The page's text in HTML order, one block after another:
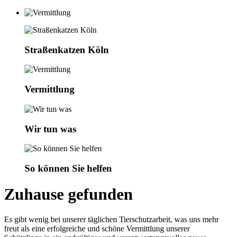
Straßenkatzen Köln
Vermittlung
Wir tun was
So können Sie helfen
Zuhause gefunden
Es gibt wenig bei unserer täglichen Tierschutzarbeit, was uns mehr
freut als eine erfolgreiche und schöne Vermittlung unserer